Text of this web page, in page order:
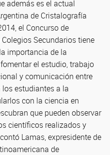
además es el actual
de Cristalografía
el Concurso de
Secundarios tiene
importancia de la
el estudio, trabajo
y comunicación entre
los estudiantes a la
con la ciencia en
que pueden observar
científicos realizados y
Lamas, expresidente de
de